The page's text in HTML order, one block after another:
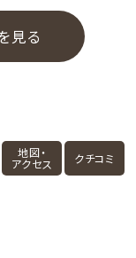
見る
地図・
アクセス クチコミ